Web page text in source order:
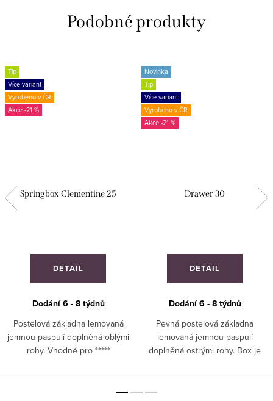
Tip
Více variant
Vyrobeno v ČR
-21 %
Springbox Clementine 25
DETAIL
Dodání 6 - 8 týdnů
Postelová základna lemovaná
jemnou paspulí doplněná oblými
rohy. Vhodné pro *****
Novinka
Tip
Více variant
Vyrobeno v ČR
-21 %
Drawer 30
DETAIL
Dodání 6 - 8 týdnů
Pevná postelová základna
lemovaná jemnou paspulí
doplněná ostrými rohy. Box je
hotely. ZAKÁZKOVÁ VÝROBA!